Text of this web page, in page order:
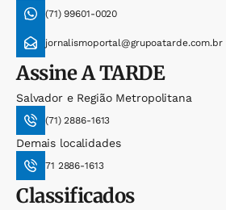
(71) 99601-0020
jornalismoportal@grupoatarde.com.br
AssineA TARDE
Salvador e Região Metropolitana
(71) 2886-1613
Demais localidades
71 2886-1613
Classificados